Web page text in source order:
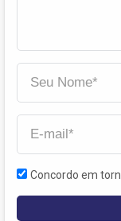
Concordo em